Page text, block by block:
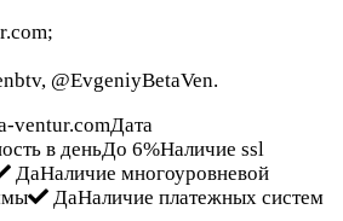
@EvgeniyBetaVen.
ventur.comДата
в деньДо 6%Наличие ssl
ДаНаличие многоуровневой
ДаНаличие платежных систем